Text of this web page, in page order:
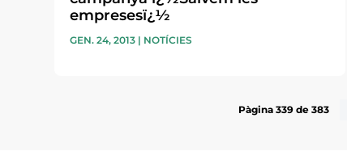
empresesï¿½
GEN. 24, 2013 | NOTÍCIES
Pàgina 339 de 383